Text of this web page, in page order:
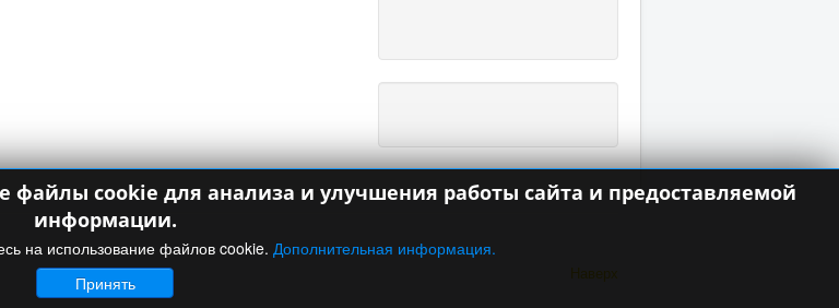
Наверх
файлы cookie для анализа и улучшения работы сайта и предоставляемой
информации.
на использование файлов cookie. Дополнительная информация.
Принять